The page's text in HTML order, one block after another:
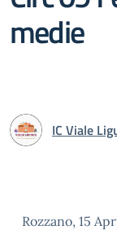
medie
IC Viale
Rozzano, 15